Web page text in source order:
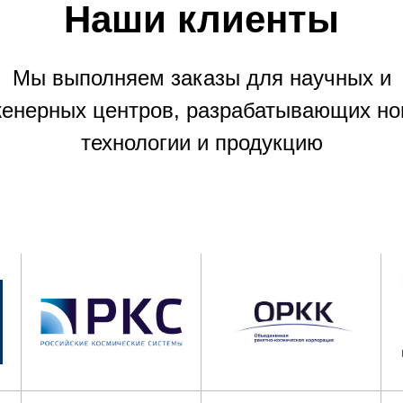
Наши клиенты
Мы выполняем заказы для научных и
центров, разрабатывающих
технологии и продукцию